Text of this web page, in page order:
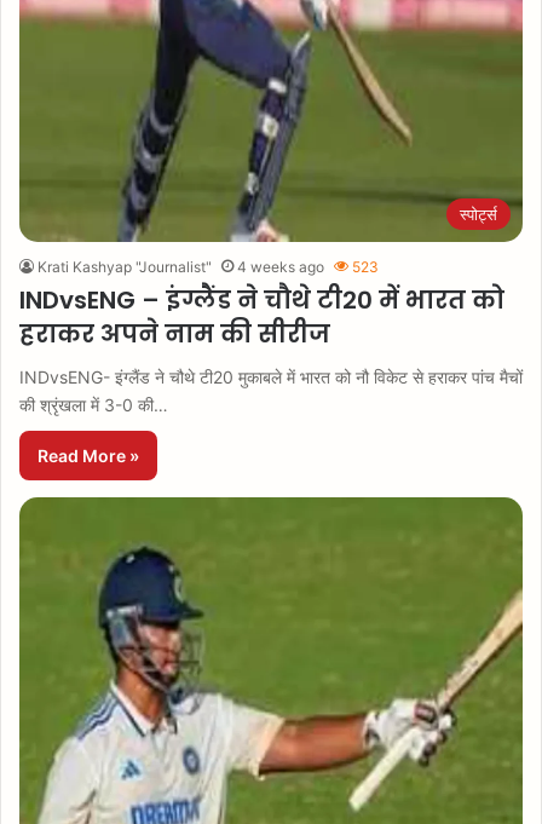
स्पोर्ट्स
Krati Kashyap "Journalist" 4 weeks ago 523
INDvsENG – इंग्लैंड ने चौथे टी20 में भारत को
हराकर अपने नाम की सीरीज
INDvsENG- इंग्लैंड ने चौथे टी20 मुकाबले में भारत को नौ विकेट से हराकर पांच मैचों
की श्रृंखला में 3-0 की…
Read More »